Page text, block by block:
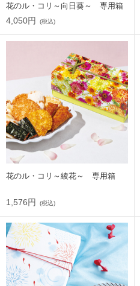
花のル・コリ～向日葵～ 専用箱
4,050円 (税込)
花のル・コリ～綾花～ 専用箱
1,576円 (税込)